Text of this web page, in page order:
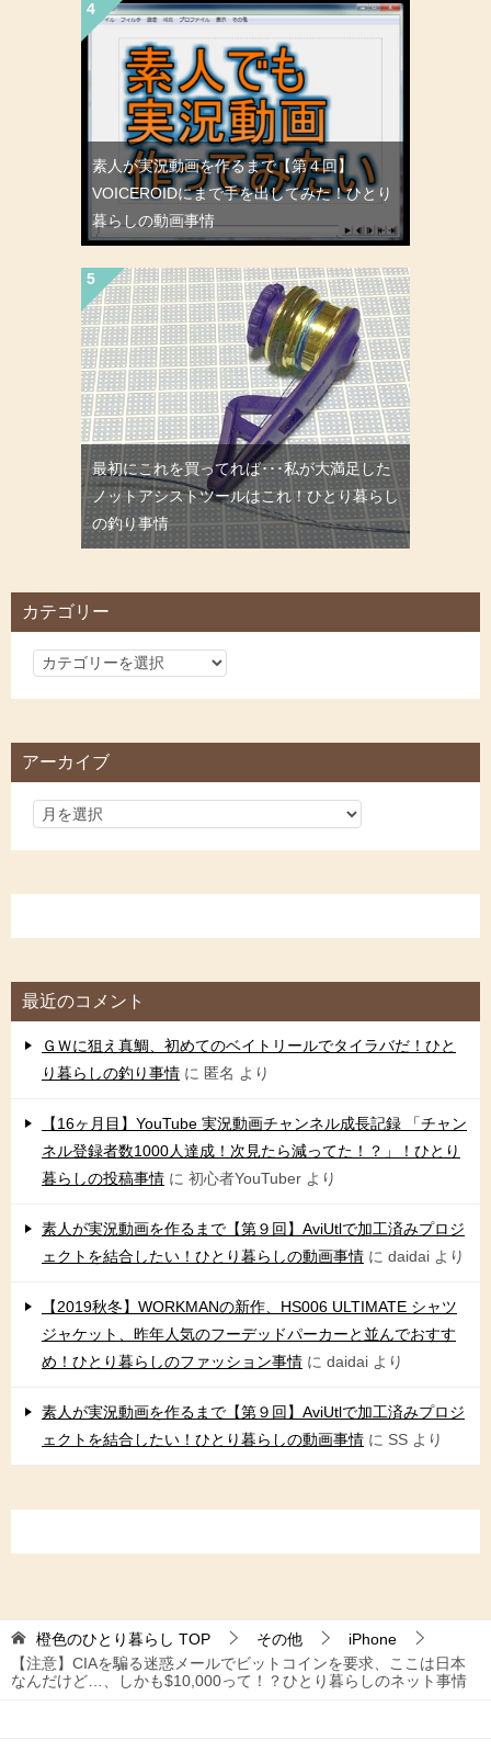
素人が実況動画を作るまで【第４回】
VOICEROIDにまで手を出してみた！ひとり
暮らしの動画事情
最初にこれを買ってれば･･･私が大満足した
ノットアシストツールはこれ！ひとり暮らし
の釣り事情
カテゴリー
カ
リ
アーカイブ
最近のコメント
ＧＷに狙え真鯛、初めてのベイトリールでタイラバだ！ひと
り暮らしの釣り事情 に 匿名 より
【16ヶ月目】YouTube 実況動画チャンネル成長記録 「チャン
ネル登録者数1000人達成！次見たら減ってた！？」！ひとり
暮らしの投稿事情 に 初心者YouTuber より
素人が実況動画を作るまで【第９回】AviUtlで加工済みプロジ
ェクトを結合したい！ひとり暮らしの動画事情 に daidai より
【2019秋冬】WORKMANの新作、HS006 ULTIMATE シャツ
ジャケット、昨年人気のフーデッドパーカーと並んでおすす
め！ひとり暮らしのファッション事情 に daidai より
素人が実況動画を作るまで【第９回】AviUtlで加工済みプロジ
ェクトを結合したい！ひとり暮らしの動画事情 に SS より
橙色のひとり暮らし TOP その他
iPhone
【注意】CIAを騙る迷惑メールでビットコインを要求、ここは日本
なんだけど…、しかも$10,000って！？ひとり暮らしのネット事情